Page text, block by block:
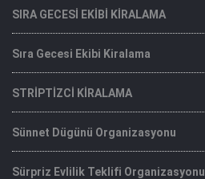
SIRA GECESİ EKİBİ KİRALAMA
Sıra Gecesi Ekibi Kiralama
STRİPTİZCİ KİRALAMA
Sünnet Dügünü Organizasyonu
Sürpriz Evlilik Teklifi Organizasyonu